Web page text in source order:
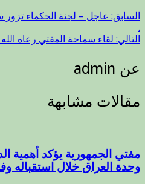
السابق: عاجل – لجنة الحكماء
.
التالي: لقاء سماحة المفتي رعاه
عن admin
مقالات مشابهة
مفتي الجمهورية يؤكد أهمية
وحدة العراق خلال استقباله